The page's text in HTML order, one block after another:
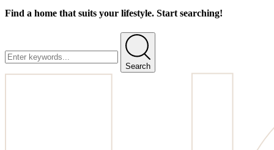
Find a home that suits your lifestyle. Start searching!
Search